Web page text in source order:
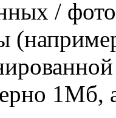
/
1Мб,